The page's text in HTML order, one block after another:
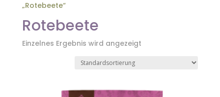
„Rotebeete“
Rotebeete
Einzelnes Ergebnis wird angezeigt